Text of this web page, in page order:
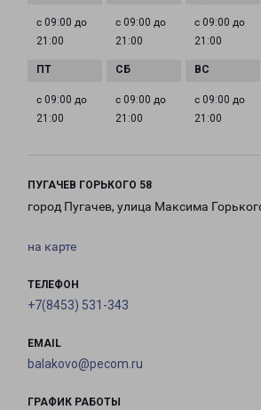
с 09:00 до
21:00
с 09:00 до
21:00
с 09:00 до
21:00
с 09:00 до
21:00
с 09:00 до
21:00
с 09:00 до
21:00
ПУГАЧЕВ ГОРЬКОГО 58
город Пугачев, улица Максима
на карте
ТЕЛЕФОН
+7(8453) 531-343
EMAIL
balakovo@pecom.ru
ГРАФИК РАБОТЫ